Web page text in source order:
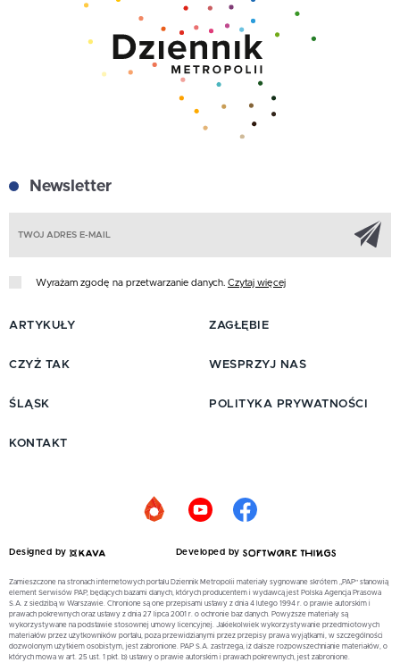
Newsletter
Wyrażam zgodę na przetwarzanie danych. Czytaj więcej
ARTYKUŁY
CZYŻ TAK
ŚLĄSK
ZAGŁĘBIE
WESPRZYJ NAS
POLITYKA PRYWATNOŚCI
KONTAKT
Designed by Developed by
Zamieszczone na stronach internetowych portalu Dziennik Metropolii materiały sygnowane skrótem „PAP” stanowią
element Serwisów PAP, będących bazami danych, których producentem i wydawcą jest Polska Agencja Prasowa
S.A. z siedzibą w Warszawie. Chronione są one przepisami ustawy z dnia 4 lutego 1994 r. o prawie autorskim i
prawach pokrewnych oraz ustawy z dnia 27 lipca 2001 r. o ochronie baz danych. Powyższe materiały są
wykorzystywane na podstawie stosownej umowy licencyjnej. Jakiekolwiek wykorzystywanie przedmiotowych
materiałów przez użytkowników portalu, poza przewidzianymi przez przepisy prawa wyjątkami, w szczególności
dozwolonym użytkiem osobistym, jest zabronione. PAP S.A. zastrzega, iż dalsze rozpowszechnianie materiałów, o
których mowa w art. 25 ust. 1 pkt. b) ustawy o prawie autorskim i prawach pokrewnych, jest zabronione.